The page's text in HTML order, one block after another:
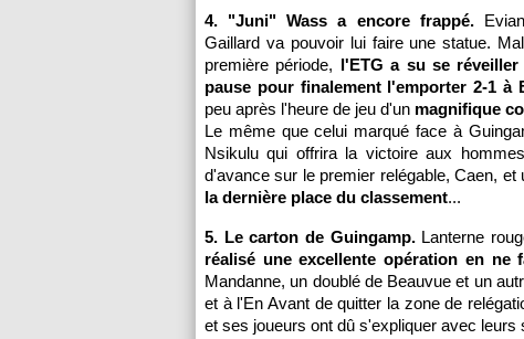
4. "Juni" Wass a encore frappé.
Gaillard va pouvoir lui faire une statue.
première période, l'ETG a su se réveiller
pause pour finalement l'emporter 2-1 à
peu après l'heure de jeu d'un magnifique
Le même que celui marqué face à
Nsikulu qui offrira la victoire aux
d'avance sur le premier relégable, Caen, et
la dernière place du classement...
5. Le carton de Guingamp.Lanterne
réalisé une excellente opération en ne
Mandanne, un doublé de Beauvue et un
et à l'En Avant de quitter la zone de
et ses joueurs ont dû s'expliquer avec